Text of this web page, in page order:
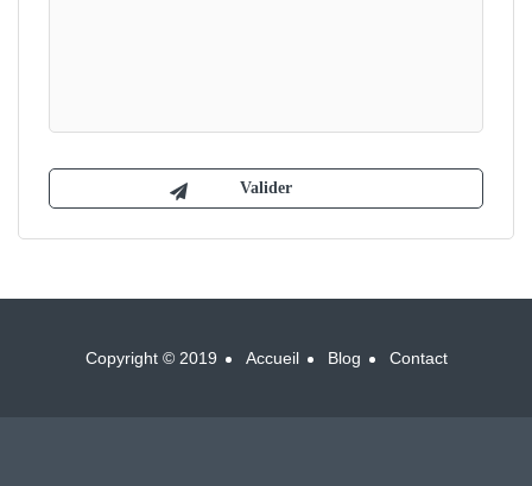
Copyright © 2019 Accueil Blog Contact